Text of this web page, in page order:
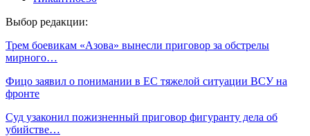
Выбор редакции:
Трем боевикам «Азова» вынесли приговор за обстрелы
мирного…
Фицо заявил о понимании в ЕС тяжелой ситуации ВСУ на
фронте
Суд узаконил пожизненный приговор фигуранту дела об
убийстве…